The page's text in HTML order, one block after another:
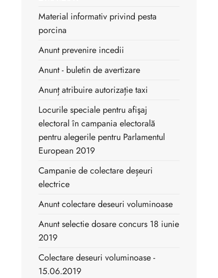
Material informativ privind pesta
porcina
Anunt prevenire incedii
Anunt - buletin de avertizare
Anunț atribuire autorizație taxi
Locurile speciale pentru afişaj
electoral în campania electorală
pentru alegerile pentru Parlamentul
European 2019
Campanie de colectare deșeuri
electrice
Anunt colectare deseuri voluminoase
Anunt selectie dosare concurs 18 iunie
2019
Colectare deseuri voluminoase -
15.06.2019